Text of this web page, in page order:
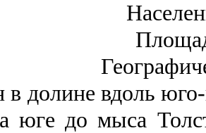
в долине вдоль
юге до мыса